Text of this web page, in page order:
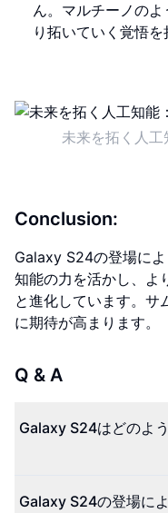
ん。マルチーノの
り拓いていく覚悟を
未来を拓く人
Conclusion:
Galaxy S24の登場に
知能の力を活かし、よ
と進化しています。サ
に期待が高まります。
Q & A
Galaxy S24はどのよ
Galaxy S24の登場に